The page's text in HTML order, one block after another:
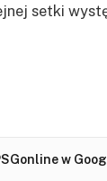
setki
w